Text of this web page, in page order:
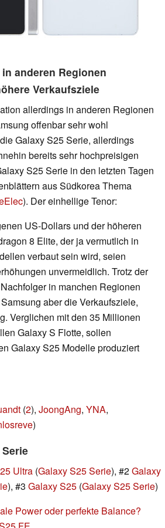
anderen Regionen
Verkaufsziele
allerdings in anderen Regionen
offenbar sehr wohl
Galaxy S25 Serie, allerdings
bereits sehr hochpreisigen
S25 Serie in den letzten Tagen
aus Südkorea Thema
). Der einhellige Tenor:
US-Dollars und der höheren
8 Elite, der ja vermutlich in
verbaut sein wird, seien
unvermeidlich. Trotz der
in manchen Regionen
aber die Verkaufsziele,
Verglichen mit den 35 Millionen
Galaxy S Flotte, sollen
Galaxy S25 Modelle produziert
(2), JoongAng, YNA,
)
Ultra (Galaxy S25 Serie), #2Galaxy
), #3 Galaxy S25 (Galaxy S25 Serie)
Power oder perfekte Balance?